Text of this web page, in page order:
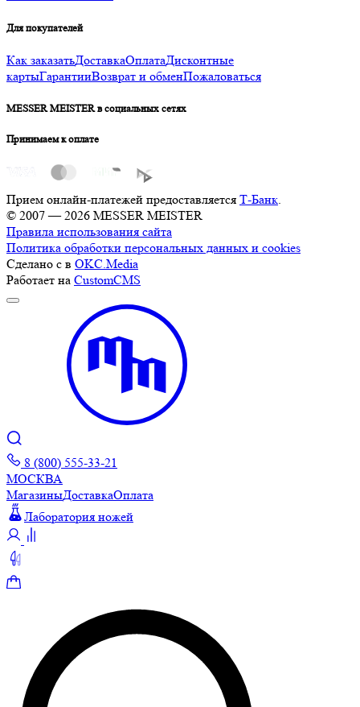
Для покупателей
Как заказатьДоставкаОплатаДисконтные
картыГарантииВозврат и обменПожаловаться
MESSER MEISTER в социальных сетях
Принимаем к оплате
Прием онлайн-платежей предоставляется Т-Банк.
© 2007 — 2026 MESSER MEISTER
Правила использования сайта
Политика обработки персональных данных и cookies
Сделано с в OKC.Media
Работает на CustomCMS
8 (800) 555-33-21
МОСКВА
МагазиныДоставкаОплата
Лаборатория ножей